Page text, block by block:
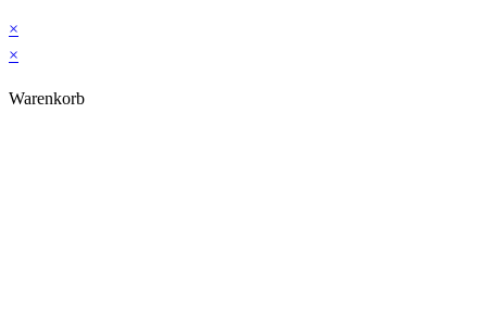
×
×
Warenkorb